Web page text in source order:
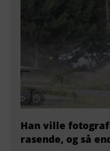
Han ville
rasende, og så